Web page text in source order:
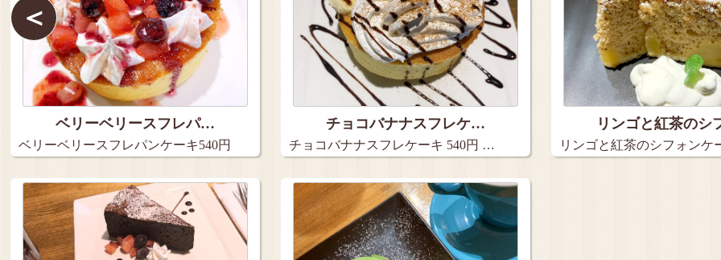
＜
ベリーベリースフレパ…
ベリーベリースフレパンケーキ540円
チョコバナナスフレケ…
チョコバナナスフレケーキ 540円 …
リンゴと紅茶の
リンゴと紅茶のシフォンケ